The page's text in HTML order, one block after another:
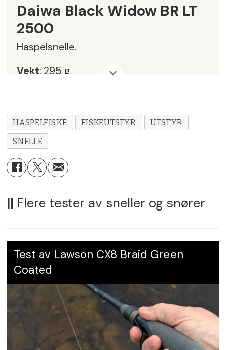
Daiwa Black Widow BR LT
2500
Haspelsnelle.
Vekt: 295 g
Utveksling: 5.2:1
Linjekapasitet (braid)
Brems: 10 kg
Daiwa Skandinavia
Karakter:5
HASPELFISKE FISKEUTSTYR
UTSTYR
SNELLE
|| Flere tester av sneller og snører
Test av Lawson CX8 Braid Green
Coated